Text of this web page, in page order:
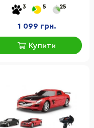
PC08A(Green) зелений,
світло
3 5 25
1 099 грн.
Купити